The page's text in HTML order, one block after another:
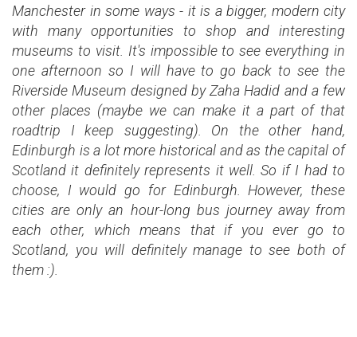
Manchester in some ways - it is a bigger, modern city
with many opportunities to shop and interesting
museums to visit. It's impossible to see everything in
one afternoon so I will have to go back to see the
Riverside Museum designed by Zaha Hadid and a few
other places (maybe we can make it a part of that
roadtrip I keep suggesting). On the other hand,
Edinburgh is a lot more historical and as the capital of
Scotland it definitely represents it well. So if I had to
choose, I would go for Edinburgh. However, these
cities are only an hour-long bus journey away from
each other, which means that if you ever go to
Scotland, you will definitely manage to see both of
them :).